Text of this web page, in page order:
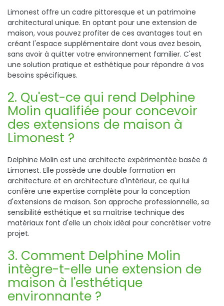
Limonest offre un cadre pittoresque et un patrimoine
architectural unique. En optant pour une extension de
maison, vous pouvez profiter de ces avantages tout en
créant l'espace supplémentaire dont vous avez besoin,
sans avoir à quitter votre environnement familier. C'est
une solution pratique et esthétique pour répondre à vos
besoins spécifiques.
2. Qu'est-ce qui rend Delphine
Molin qualifiée pour concevoir
des extensions de maison à
Limonest ?
Delphine Molin est une architecte expérimentée basée à
Limonest. Elle possède une double formation en
architecture et en architecture d'intérieur, ce qui lui
confère une expertise complète pour la conception
d'extensions de maison. Son approche professionnelle, sa
sensibilité esthétique et sa maîtrise technique des
matériaux font d'elle un choix idéal pour concrétiser votre
projet.
3. Comment Delphine Molin
intègre-t-elle une extension de
maison à l'esthétique
environnante ?